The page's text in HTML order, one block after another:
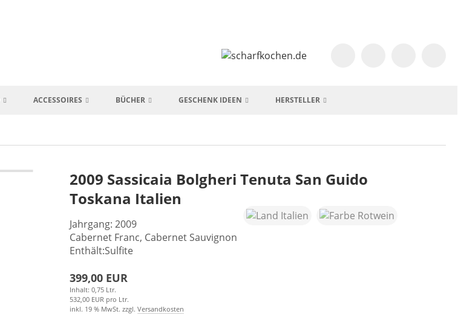
ACCESSOIRES BÜCHER GESCHENK IDEEN HERSTELLER
2009 Sassicaia Bolgheri Tenuta San Guido
Toskana Italien
Jahrgang: 2009
Cabernet Franc, Cabernet Sauvignon
Enthält:Sulfite
399,00 EUR
Inhalt: 0,75 Ltr.
532,00 EUR pro Ltr.
inkl. 19 % MwSt. zzgl. Versandkosten